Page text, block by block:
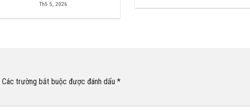
Th5 5, 2026
Các trường bắt buộc được đánh dấu *